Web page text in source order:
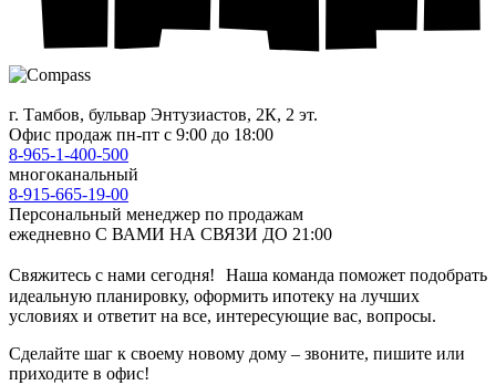
г. Тамбов, бульвар Энтузиастов, 2К, 2 эт.
Офис продаж пн-пт с 9:00 до 18:00
8-965-1-400-500
многоканальный
8-915-665-19-00
Персональный менеджер по продажам
ежедневно С ВАМИ НА СВЯЗИ ДО 21:00
Свяжитесь с нами сегодня! Наша команда поможет подобрать
идеальную планировку, оформить ипотеку на лучших
условиях и ответит на все, интересующие вас, вопросы.
Сделайте шаг к своему новому дому – звоните, пишите или
приходите в офис!